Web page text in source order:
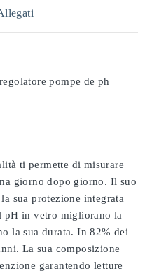
pompe de ph
ti permette di misurare
giorno dopo giorno. Il suo
sua protezione integrata
pH in vetro migliorano la
la sua durata. In 82% dei
La sua composizione
garantendo letture